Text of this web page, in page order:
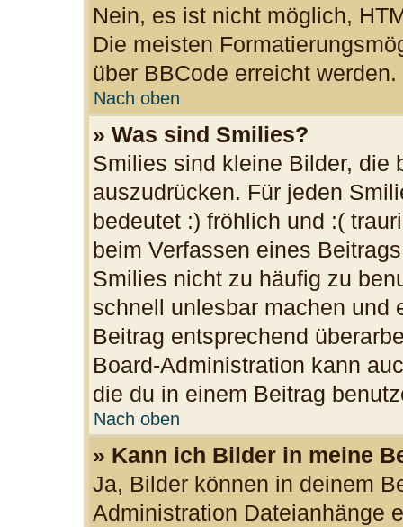
Nein, es ist nicht möglich,
Die meisten
über BBCode erreicht werden.
Nach oben
» Was sind Smilies?
Smilies sind kleine Bilder, die
auszudrücken. Für jeden
bedeutet :) fröhlich und :(
beim Verfassen eines
Smilies nicht zu häufig zu
schnell unlesbar machen und
Beitrag entsprechend
Board-Administration kann
die du in einem Beitrag
Nach oben
» Kann ich Bilder in meine
Ja, Bilder können in deinem
Administration Dateianhänge